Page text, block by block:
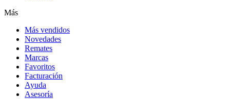
Más
Más vendidos
Novedades
Remates
Marcas
Favoritos
Facturación
Ayuda
Asesoría